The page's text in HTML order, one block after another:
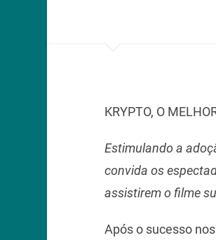
KRYPTO, O
Estimulando a
convida os
assistirem o filme
Após o sucesso